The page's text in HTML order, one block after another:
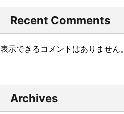
Recent Comments
表示できるコメントはありません。
Archives